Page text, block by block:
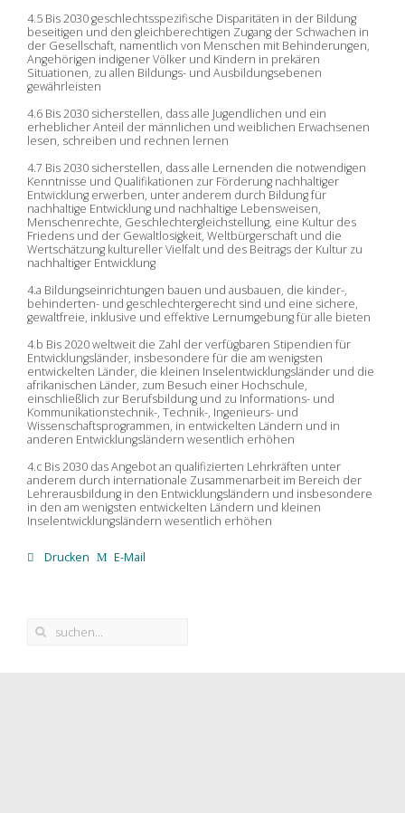
4.5 Bis 2030 geschlechtsspezifische Disparitäten in der Bildung
beseitigen und den gleichberechtigen Zugang der Schwachen in
der Gesellschaft, namentlich von Menschen mit Behinderungen,
Angehörigen indigener Völker und Kindern in prekären
Situationen, zu allen Bildungs- und Ausbildungsebenen
gewährleisten
4.6 Bis 2030 sicherstellen, dass alle Jugendlichen und ein
erheblicher Anteil der männlichen und weiblichen Erwachsenen
lesen, schreiben und rechnen lernen
4.7 Bis 2030 sicherstellen, dass alle Lernenden die notwendigen
Kenntnisse und Qualifikationen zur Förderung nachhaltiger
Entwicklung erwerben, unter anderem durch Bildung für
nachhaltige Entwicklung und nachhaltige Lebensweisen,
Menschenrechte, Geschlechtergleichstellung, eine Kultur des
Friedens und der Gewaltlosigkeit, Weltbürgerschaft und die
Wertschätzung kultureller Vielfalt und des Beitrags der Kultur zu
nachhaltiger Entwicklung
4.a Bildungseinrichtungen bauen und ausbauen, die kinder-,
behinderten- und geschlechtergerecht sind und eine sichere,
gewaltfreie, inklusive und effektive Lernumgebung für alle bieten
4.b Bis 2020 weltweit die Zahl der verfügbaren Stipendien für
Entwicklungsländer, insbesondere für die am wenigsten
entwickelten Länder, die kleinen Inselentwicklungsländer und die
afrikanischen Länder, zum Besuch einer Hochschule,
einschließlich zur Berufsbildung und zu Informations- und
Kommunikationstechnik-, Technik-, Ingenieurs- und
Wissenschaftsprogrammen, in entwickelten Ländern und in
anderen Entwicklungsländern wesentlich erhöhen
4.c Bis 2030 das Angebot an qualifizierten Lehrkräften unter
anderem durch internationale Zusammenarbeit im Bereich der
Lehrerausbildung in den Entwicklungsländern und insbesondere
in den am wenigsten entwickelten Ländern und kleinen
Inselentwicklungsländern wesentlich erhöhen
Drucken E-Mail